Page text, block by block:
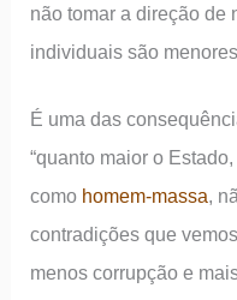
não tomar a direção de
individuais são
É uma das
“quanto maior o
como homem-massa,
contradições que
menos corrupção e